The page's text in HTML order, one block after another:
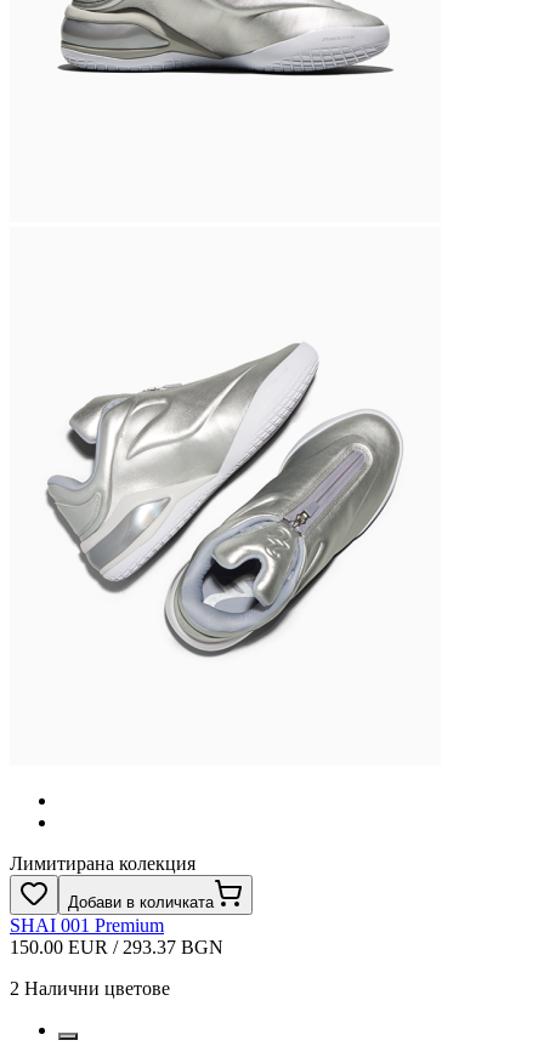
Лимитирана колекция
Добави в количката
SHAI 001 Premium
150.00 EUR / 293.37 BGN
2 Налични цветове